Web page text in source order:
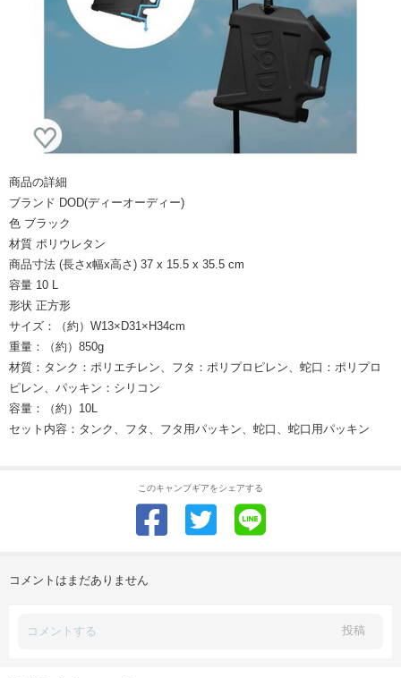
商品の詳細
ブランド DOD(ディーオーディー)
色 ブラック
材質 ポリウレタン
商品寸法 (長さx幅x高さ) 37 x 15.5 x 35.5 cm
容量 10 L
形状 正方形
サイズ：（約）W13×D31×H34cm
重量：（約）850g
材質：タンク：ポリエチレン、フタ：ポリプロピレン、蛇口：ポリプロ
ピレン、パッキン：シリコン
容量：（約）10L
セット内容：タンク、フタ、フタ用パッキン、蛇口、蛇口用パッキン
このキャンプギアをシェアする
コメントはまだありません
投稿